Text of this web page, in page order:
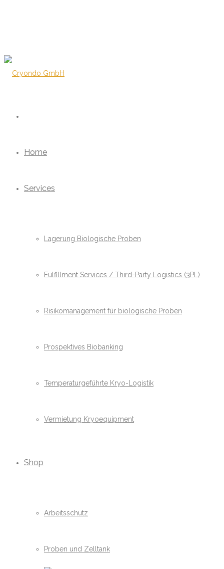
Home
Services
Lagerung Biologische Proben
Fulfillment Services / Third-Party Logistics (3PL)
Risikomanagement für biologische Proben
Prospektives Biobanking
Temperaturgeführte Kryo-Logistik
Vermietung Kryoequipment
Shop
Arbeitsschutz
Proben und Zelltank